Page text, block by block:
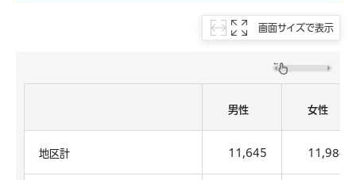
画面サイズで表示
男性 女性
地区計 11,645 11,984